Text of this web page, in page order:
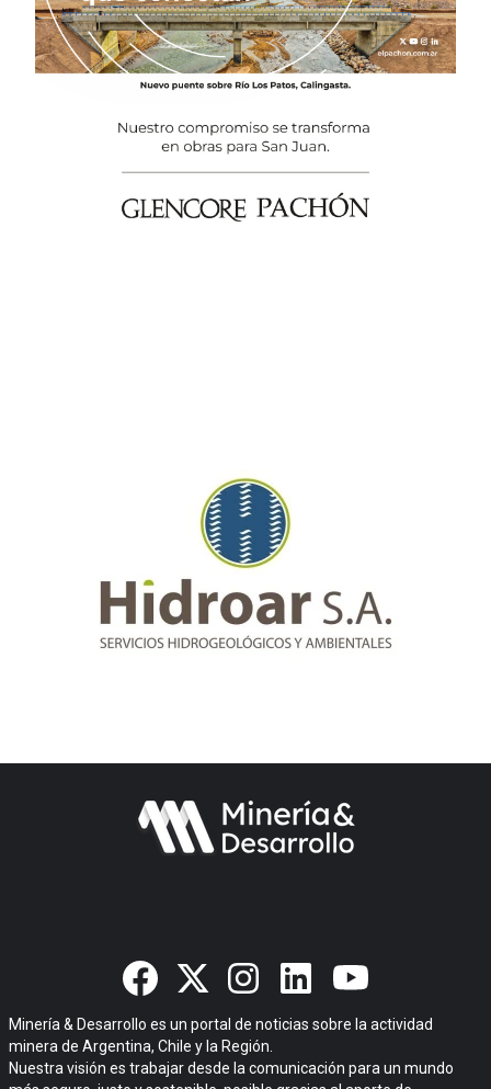
Minería & Desarrollo es un portal de noticias sobre la actividad
minera de Argentina, Chile y la Región.
Nuestra visión es trabajar desde la comunicación para un mundo